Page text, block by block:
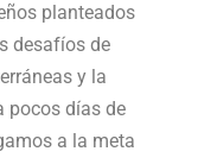
planteados
desafíos de
y la
pocos días de
a la meta